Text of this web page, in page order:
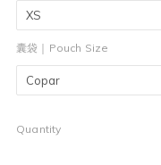
囊袋｜Pouch Size
Quantity